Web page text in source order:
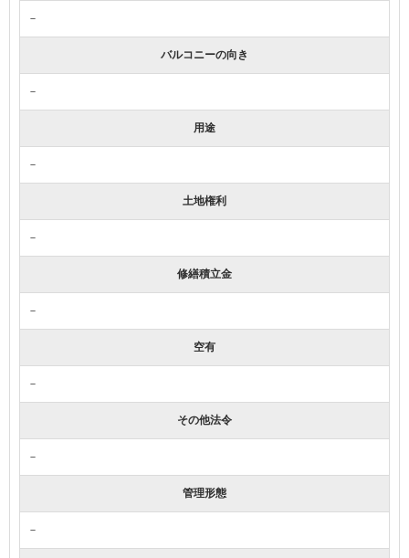
－
バルコニーの向き
－
用途
－
土地権利
－
修繕積立金
－
空有
－
その他法令
－
管理形態
－